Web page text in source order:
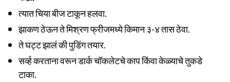
त्यात चिया बीज टाकून हलवा.
झाकण ठेऊन ते मिश्रण फ्रीजमध्ये किमान ३-४ तास ठेवा.
ते घट्ट झालं की पुडिंग तयार.
सर्व्ह करताना वरून डार्क चॉकलेटचे काप किंवा केळ्याचे तुकडे
टाका.